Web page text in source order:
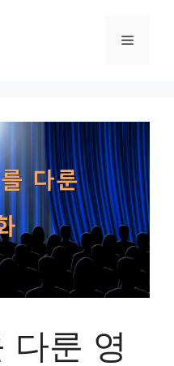
메
다룬 영